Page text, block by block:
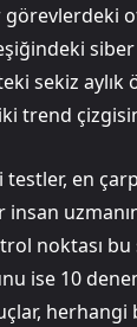
sekiz
trend
en
noktası bu
ise 10